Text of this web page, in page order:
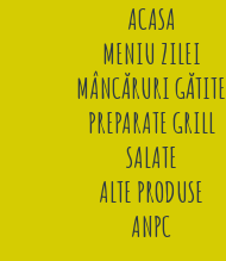
ACASA
MENIU ZILEI
MÂNCĂRURI GĂTITE
PREPARATE GRILL
SALATE
ALTE PRODUSE
ANPC